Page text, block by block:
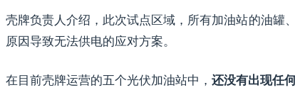
壳牌负责人介绍，此次试点区域，所有加油站的油罐
原因导致无法供电的应对方案。
在目前壳牌运营的五个光伏加油站中， 还没有出现任